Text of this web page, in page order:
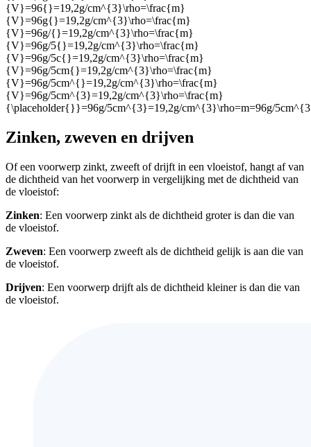
{V}=96{}=19,2g/cm^{3}\rho=\frac{m}
{V}=96g{}=19,2g/cm^{3}\rho=\frac{m}
{V}=96g/{}=19,2g/cm^{3}\rho=\frac{m}
{V}=96g/5{}=19,2g/cm^{3}\rho=\frac{m}
{V}=96g/5c{}=19,2g/cm^{3}\rho=\frac{m}
{V}=96g/5cm{}=19,2g/cm^{3}\rho=\frac{m}
{V}=96g/5cm^{}=19,2g/cm^{3}\rho=\frac{m}
{V}=96g/5cm^{3}=19,2g/cm^{3}\rho=\frac{m}
{\placeholder{}}=96g/5cm^{3}=19,2g/cm^{3}\rho=m=96g/
Zinken, zweven en drijven
Of een voorwerp zinkt, zweeft of drijft in een vloeistof, hangt af van
de dichtheid van het voorwerp in vergelijking met de dichtheid van
de vloeistof:
Zinken: Een voorwerp zinkt als de dichtheid groter is dan die van
de vloeistof.
Zweven: Een voorwerp zweeft als de dichtheid gelijk is aan die van
de vloeistof.
Drijven: Een voorwerp drijft als de dichtheid kleiner is dan die van
de vloeistof.